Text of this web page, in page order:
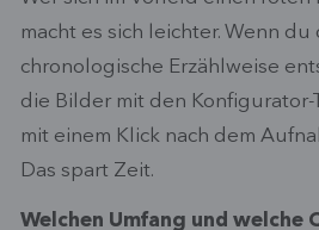
macht es sich leichter. Wenn du
chronologische Erzählweise
die Bilder mit den Konfigurator-
mit einem Klick nach dem
Das spart Zeit.
Welchen Umfang und welche